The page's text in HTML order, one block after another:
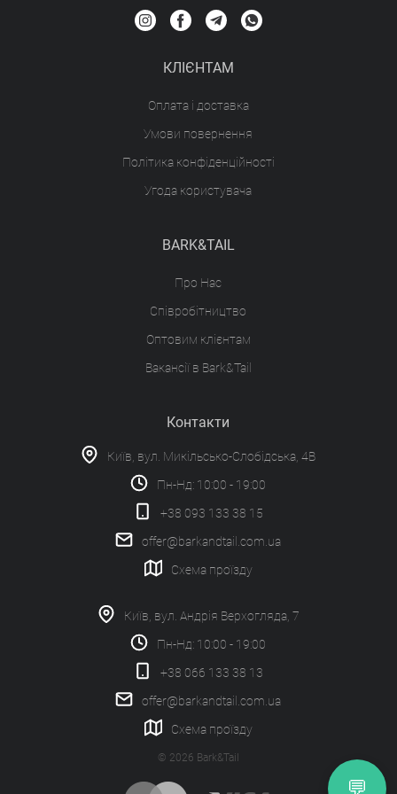
КЛІЄНТАМ
Оплата і доставка
Умови повернення
Політика конфіденційності
Угода користувача
BARK&TAIL
Про Нас
Співробітництво
Оптовим клієнтам
Вакансії в Bark&Tail
Контакти
Київ, вул. Микільсько-Слобідська, 4В
Пн-Нд: 10:00 - 19:00
+38 093 133 38 15
offer@barkandtail.com.ua
Схема проїзду
Київ, вул. Андрія Верхогляда, 7
Пн-Нд: 10:00 - 19:00
+38 066 133 38 13
offer@barkandtail.com.ua
Схема проїзду
© 2026 Bark&Tail
💬